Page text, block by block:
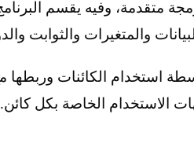
والمتغيرات والثوابت
استخدام الكائنات
الاستخدام الخاصة بكل كائن.